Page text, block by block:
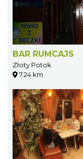
BAR RUMCAJS
Złoty Potok
7.24 km